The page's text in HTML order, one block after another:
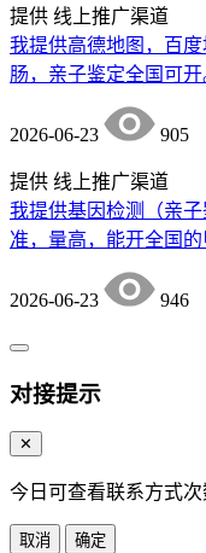
提供 线上推广渠道
我提供高德地图，百
肠，亲子鉴定全国可开
2026-06-23 905
提供 线上推广渠道
我提供基因检测（亲
准，量高，能开全国
2026-06-23 946
对接提示
✕
今日可查看联系方式次
取消 确定